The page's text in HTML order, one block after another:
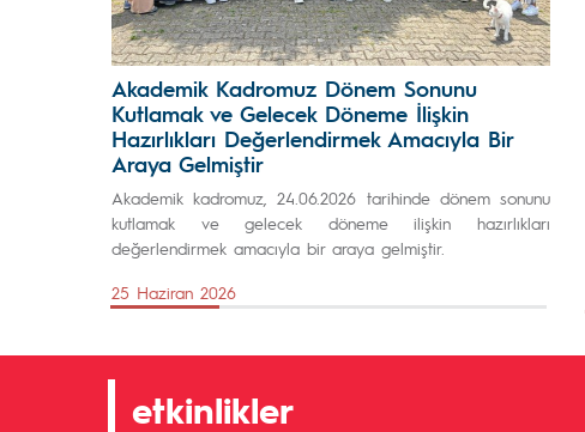
Akademik Kadromuz Dönem Sonunu
Kutlamak ve Gelecek Döneme İlişkin
Hazırlıkları Değerlendirmek Amacıyla Bir
Araya Gelmiştir
Akademik kadromuz, 24.06.2026 tarihinde dönem sonunu
kutlamak ve gelecek döneme ilişkin hazırlıkları
değerlendirmek amacıyla bir araya gelmiştir.
25 Haziran 2026
etkinlikler